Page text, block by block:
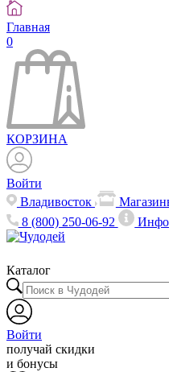
Главная
0
КОРЗИНА
Войти
Владивосток
8 (800) 250-06-92
Каталог
Войти
получай скидки
и бонусы